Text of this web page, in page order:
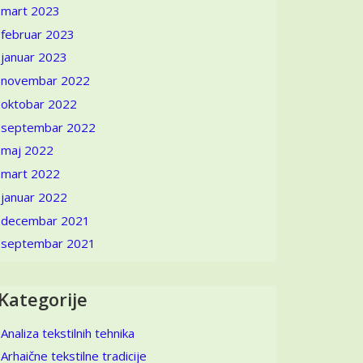
mart 2023
februar 2023
januar 2023
novembar 2022
oktobar 2022
septembar 2022
maj 2022
mart 2022
januar 2022
decembar 2021
septembar 2021
Analiza tekstilnih tehnika
Arhaične tekstilne tradicije